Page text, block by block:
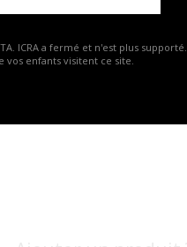
ICRA a fermé et n'est plus supporté.
enfants visitent ce site.